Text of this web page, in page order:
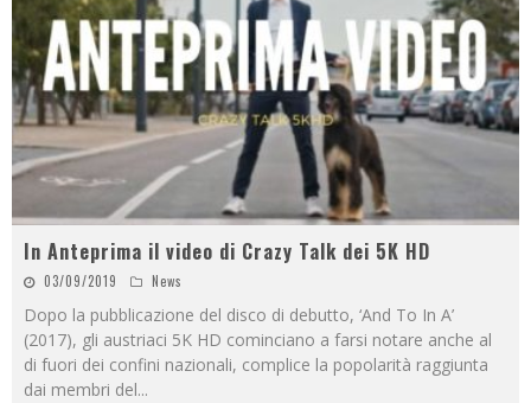
In Anteprima il video di Crazy Talk dei 5K HD
03/09/2019 News
Dopo la pubblicazione del disco di debutto, ‘And To In A’
(2017), gli austriaci 5K HD cominciano a farsi notare anche al
di fuori dei confini nazionali, complice la popolarità raggiunta
dai membri del...